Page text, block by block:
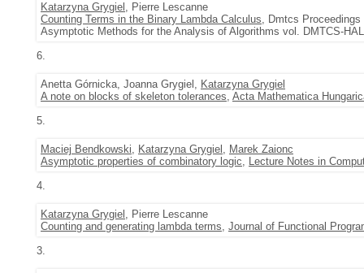
Katarzyna Grygiel , Pierre Lescanne
Counting Terms in the Binary Lambda Calculus, Dmtcs
Asymptotic Methods for the Analysis of Algorithms vol. DMTCS-
6.
Anetta Górnicka, Joanna Grygiel, Katarzyna Grygiel
A note on blocks of skeleton tolerances, Acta Mathematica
5.
Maciej Bendkowski, Katarzyna Grygiel , Marek Zaionc
Asymptotic properties of combinatory logic, Lecture Notes in
4.
Katarzyna Grygiel , Pierre Lescanne
Counting and generating lambda terms, Journal of Functional
3.